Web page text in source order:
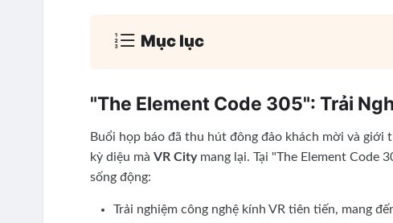
Mục lục
"The Element Code 305": Trải
Buổi họp báo đã thu hút đông đảo khách mời và
kỳ diệu mà VR Citymang lại. Tại "The Element Code
sống động:
Trải nghiệm công nghệ kính VR tiên tiến, mang